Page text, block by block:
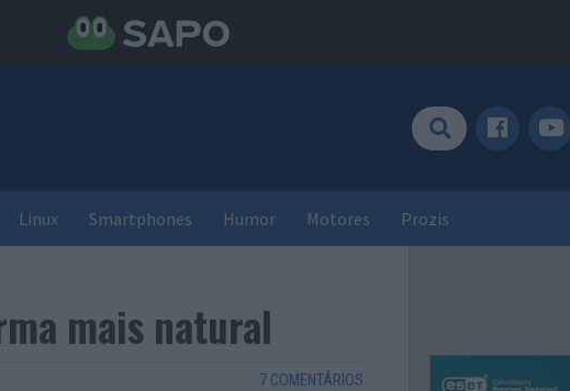
Linux Smartphones Humor Motores Prozis
mais natural
7 COMENTÁRIOS